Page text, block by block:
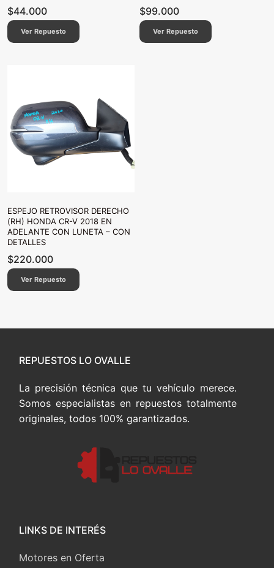
$44.000
Ver Repuesto
$99.000
Ver Repuesto
ESPEJO RETROVISOR DERECHO
(RH) HONDA CR-V 2018 EN
ADELANTE CON LUNETA – CON
DETALLES
$220.000
Ver Repuesto
REPUESTOS LO OVALLE
La precisión técnica que tu vehículo merece.
Somos especialistas en repuestos totalmente
originales, todos 100% garantizados.
LINKS DE INTERÉS
Motores en Oferta